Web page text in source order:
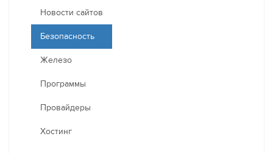
Новости сайтов
Безопасность
Железо
Программы
Провайдеры
Хостинг